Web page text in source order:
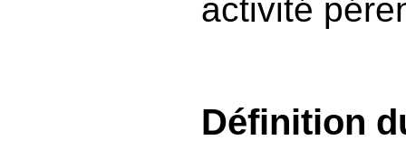
activité
Définition